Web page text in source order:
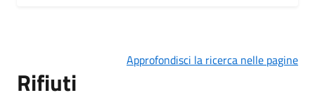
Approfondisci la ricerca nelle pagine
Rifiuti